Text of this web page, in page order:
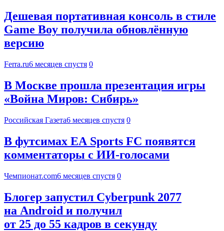
Дешевая портативная консоль в стиле
Game Boy получила обновлённую
версию
Ferra.ru6 месяцев спустя 0
В Москве прошла презентация игры
«Война Миров: Сибирь»
Российская Газета6 месяцев спустя 0
В футсимах EA Sports FC появятся
комментаторы с ИИ-голосами
Чемпионат.com6 месяцев спустя 0
Блогер запустил Cyberpunk 2077
на Android и получил
от 25 до 55 кадров в секунду